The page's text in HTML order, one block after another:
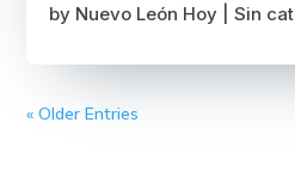
by Nuevo León Hoy |Sin
« Older Entries